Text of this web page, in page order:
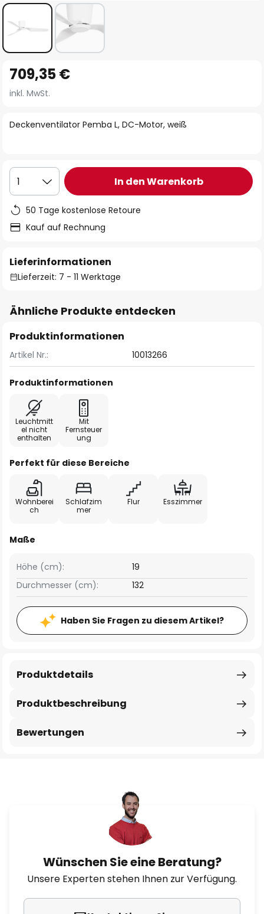
Anfang
der
springen
Deckenventilator Pemba L, DC-Motor, weiß
709,35 €
inkl. MwSt.
1 In den Warenkorb
50 Tage kostenlose Retoure
Kauf auf Rechnung
Lieferinformationen
Lieferzeit: 7 - 11 Werktage
Ähnliche Produkte entdecken
Produktinformationen
Artikel Nr.: 10013266
Produktinformationen
Leuchtmitt
el nicht
enthalten
Mit
Fernsteuer
ung
Perfekt für diese Bereiche
Wohnberei
ch
Schlafzim
mer
Flur Esszimmer
Maße
Höhe (cm):
19
Durchmesser (cm):
132
Haben Sie Fragen zu diesem Artikel?
Produktbeschreibung
Produktdetails
Bewertungen
Wünschen Sie eine Beratung?
Unsere Experten stehen Ihnen zur Verfügung.